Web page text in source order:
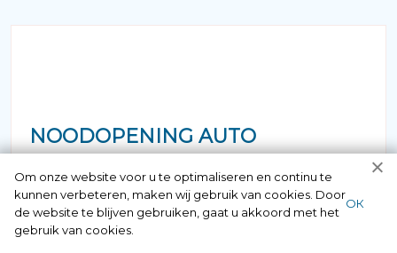
NOODOPENING AUTO
Als u zich in de situatie bevindt dat uw
sleutel in de auto is achtergebleven of dat
Om onze website voor u te optimaliseren en continu te
kunnen verbeteren, maken wij gebruik van cookies. Door
de website te blijven gebruiken, gaat u akkoord met het
gebruik van cookies.
ОК